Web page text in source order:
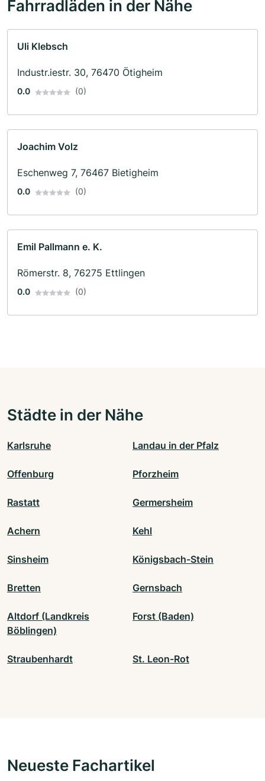
Fahrradläden in der Nähe
Uli Klebsch
Industr.iestr. 30, 76470 Ötigheim
0.0 (0)
Joachim Volz
Eschenweg 7, 76467 Bietigheim
0.0 (0)
Emil Pallmann e. K.
Römerstr. 8, 76275 Ettlingen
0.0 (0)
Städte in der Nähe
Karlsruhe Landau in der Pfalz
Offenburg Pforzheim
Rastatt Germersheim
Achern Kehl
Sinsheim Königsbach-Stein
Bretten Gernsbach
Altdorf (Landkreis
Böblingen)
Forst (Baden)
Straubenhardt St. Leon-Rot
Neueste Fachartikel